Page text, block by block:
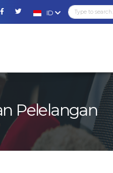
ID
Pelelangan